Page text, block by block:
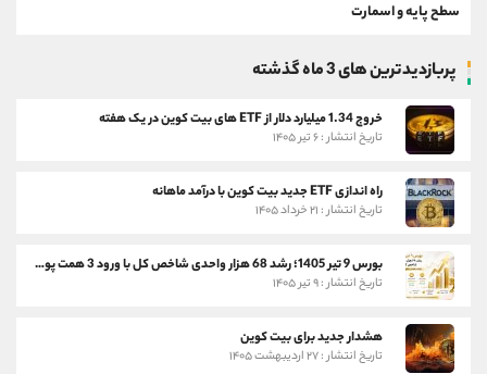
سطح پایه و اسمارت
پربازدیدترین های 3 ماه گذشته
خروج 1.34 میلیارد دلار از ETF های بیت کوین در یک هفته
تاریخ انتشار : ۶ تیر ۱۴۰۵
راه اندازی ETF جدید بیت کوین با درآمد ماهانه
تاریخ انتشار : ۲۱ خرداد ۱۴۰۵
بورس 9 تیر 1405؛ رشد 68 هزار واحدی شاخص کل با ورود 3 همت پول حقیقی
تاریخ انتشار : ۹ تیر ۱۴۰۵
هشدار جدید برای بیت کوین
تاریخ انتشار : ۲۷ اردیبهشت ۱۴۰۵